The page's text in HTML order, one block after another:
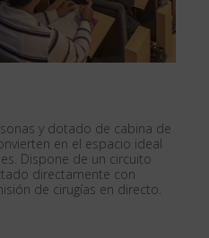
y dotado de cabina de
en el espacio ideal
Dispone de un circuito
directamente con
de cirugías en directo.